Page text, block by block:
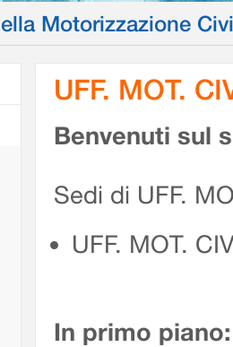
Motorizzazione
UFF. MOT.
Benvenuti sul
Sedi di UFF.
UFF. MOT.
In primo piano: